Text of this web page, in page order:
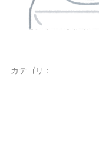
カテゴリ：